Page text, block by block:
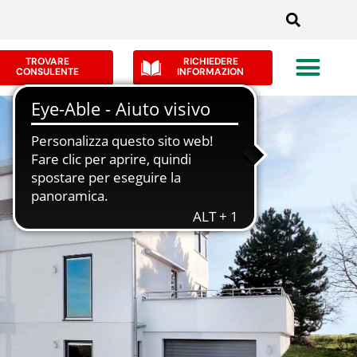
TROVARE
CONSULENTE
RICHIEDERE
INFORMAZION